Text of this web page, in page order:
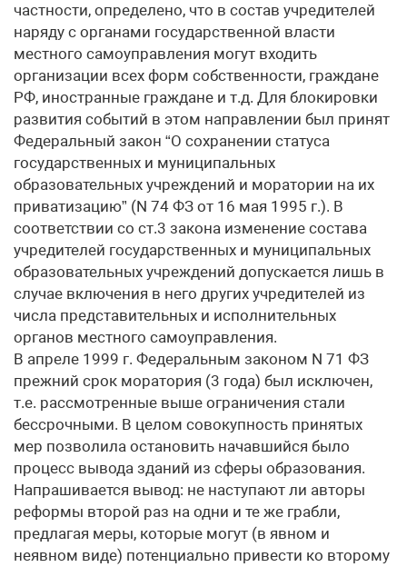
частности, определено, что в состав учредителей
наряду с органами государственной власти
местного самоуправления могут входить
организации всех форм собственности, граждане
РФ, иностранные граждане и т.д. Для блокировки
развития событий в этом направлении был принят
Федеральный закон “О сохранении статуса
государственных и муниципальных
образовательных учреждений и моратории на их
приватизацию” (N 74 ФЗ от 16 мая 1995 г.). В
соответствии со ст.3 закона изменение состава
учредителей государственных и муниципальных
образовательных учреждений допускается лишь в
случае включения в него других учредителей из
числа представительных и исполнительных
органов местного самоуправления.
В апреле 1999 г. Федеральным законом N 71 ФЗ
прежний срок моратория (3 года) был исключен,
т.е. рассмотренные выше ограничения стали
бессрочными. В целом совокупность принятых
мер позволила остановить начавшийся было
процесс вывода зданий из сферы образования.
Напрашивается вывод: не наступают ли авторы
реформы второй раз на одни и те же грабли,
предлагая меры, которые могут (в явном и
неявном виде) потенциально привести ко второму